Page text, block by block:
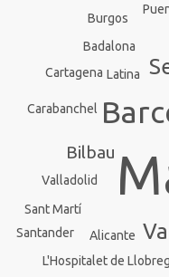
Bilbau
Alicante
Valladolid
L'Hospitalet de
Latina
Carabanchel
Sant Martí
Badalona
Cartagena
Santander
Burgos